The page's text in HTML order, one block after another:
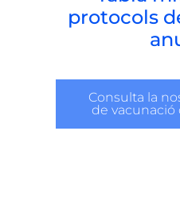
protocols
Consulta la
de vacunació